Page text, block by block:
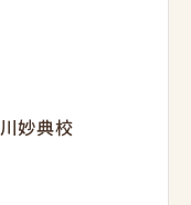
妙典校